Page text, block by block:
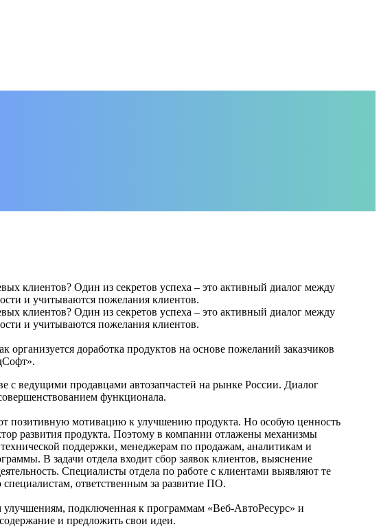
клиентов? Один из секретов успеха – это активный диалог между
и учитываются пожелания клиентов.
клиентов? Один из секретов успеха – это активный диалог между
и учитываются пожелания клиентов.
доработка продуктов на основе пожеланий заказчиков
с ведущими продавцами автозапчастей на рынке России. Диалог
функционала.
позитивную мотивацию к улучшению продукта. Но особую ценность
развития продукта. Поэтому в компании отлажены механизмы
поддержки, менеджерам по продажам, аналитикам и
В задачи отдела входит сбор заявок клиентов, выяснение
Специалисты отдела по работе с клиентами выявляют те
ответственным за развитие ПО.
подключенная к программам «Веб-АвтоРесурс» и
и предложить свои идеи.